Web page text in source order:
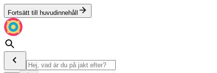
Fortsätt till huvudinnehåll